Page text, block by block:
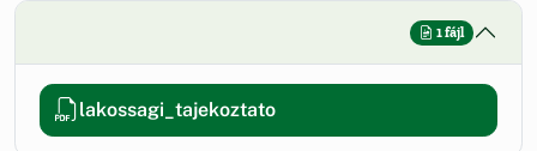
1 fájl
lakossagi_tajekoztato